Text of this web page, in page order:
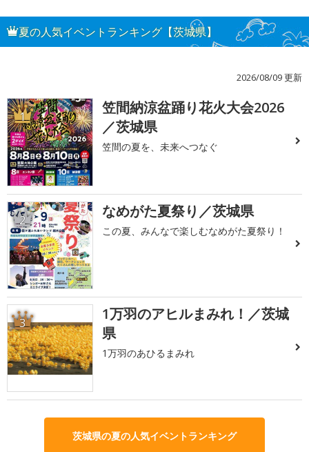
夏の人気イベントランキング【茨城県】
2026/08/09 更新
1
笠間納涼盆踊り花火大会2026
／茨城県
笠間の夏を、未来へつなぐ
2 なめがた夏祭り／茨城県
この夏、みんなで楽しむなめがた夏祭り！
3
1万羽のアヒルまみれ！／茨城
県
1万羽のあひるまみれ
茨城県の夏の人気イベントランキング